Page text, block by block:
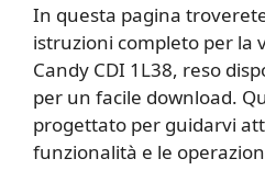
In questa pagina
istruzioni completo per la
Candy CDI 1L38, reso
per un facile download.
progettato per guidarvi
funzionalità e le